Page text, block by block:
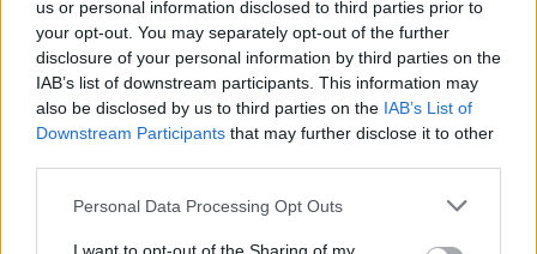
us or personal information disclosed to third parties prior to
your opt-out. You may separately opt-out of the further
disclosure of your personal information by third parties on the
IAB’s list of downstream participants. This information may
also be disclosed by us to third parties on the IAB’s List of
Downstream Participants that may further disclose it to other
Please note that this website/app uses one or more Google
Personal Data Processing Opt Outs
Continue lendo